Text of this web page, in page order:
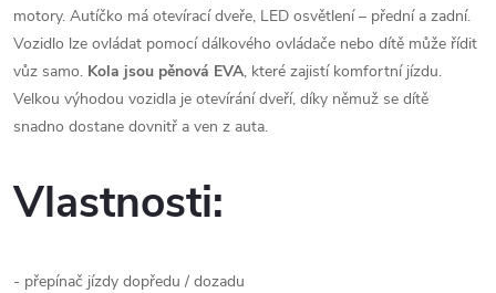
motory. Autíčko má otevírací dveře, LED osvětlení – přední a zadní.
Vozidlo lze ovládat pomocí dálkového ovládače nebo dítě může řídit
vůz samo. Kola jsou pěnová EVA, které zajistí komfortní jízdu.
Velkou výhodou vozidla je otevírání dveří, díky němuž se dítě
snadno dostane dovnitř a ven z auta.
Vlastnosti:
- přepínač jízdy dopředu / dozadu